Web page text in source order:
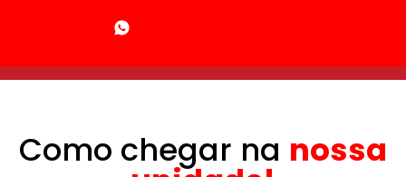
Como chegar na nossa